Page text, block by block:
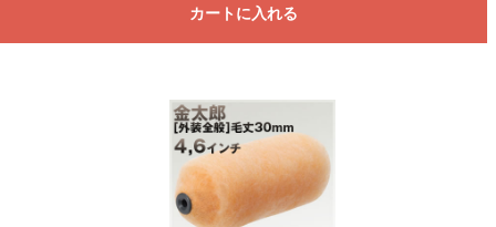
カートに入れる